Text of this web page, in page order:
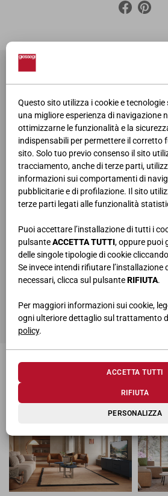
Questo sito utilizza i cookie e
una migliore esperienza di navigazione
ottimizzarne le funzionalità e la
indispensabili per permettere il corretto
sito. Solo tuo previo consenso il sito
tracciamento, anche di terze parti,
informazioni sui comportamenti di
pubblicitarie e di profilazione. Il sito
terze parti legati alle funzionalità
Puoi accettare l’installazione di tutti i
pulsanteACCETTA TUTTI, oppure puoi
delle singole tipologie di cookie
Se invece intendi rifiutare l’installazione
necessari, clicca sul pulsanteRIFIUTA.
Per maggiori informazioni sui cookie,
ogni ulteriore dettaglio sul trattamento
policy.
PERSONALIZZA
RIFIUTA
ACCETTA TUTTI
COMPOSIZIONE A PARETE
L.260 • H.104 • P.31,6/33,6/42 cm
COMPOSIZIONE A TERRA
TAVOLINO
L.109 • H.23 • P.66 cm
TI POTREBBERO